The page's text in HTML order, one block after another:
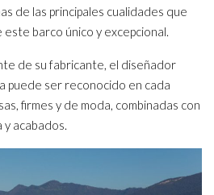
de las principales cualidades que
barco único y excepcional.
de su fabricante, el diseñador
puede ser reconocido en cada
firmes y de moda, combinadas con
acabados.